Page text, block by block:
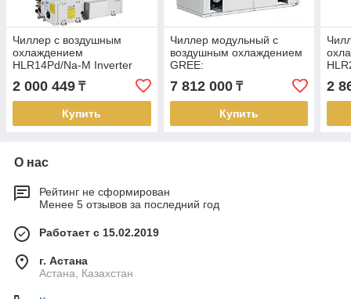
Чиллер с воздушным
охлаждением
HLR14Pd/Na-M Inverter
R410A (11 кВт/14 кВт)
2 000 449 ₸
Купить
Чиллер модульный с
воздушным охлаждением
GREE:
LSQWRF130M/NaD-M
(120 кВт/130 кВт)
7 812 000₸
Купить
2
О нас
Рейтинг не сформирован
Менее 5 отзывов за последний год
Работает с 15.02.2019
г. Астана
Астана, Казахстан